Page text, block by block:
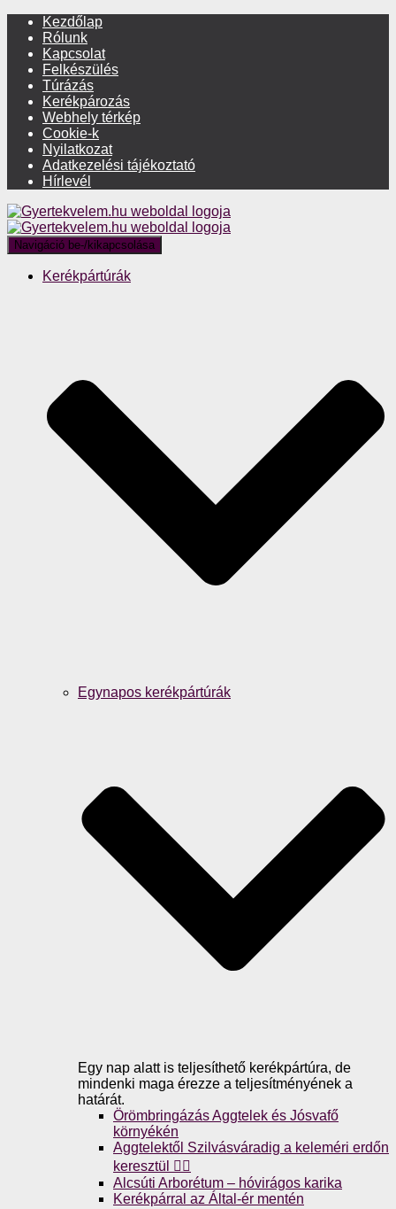
Kezdőlap
Rólunk
Kapcsolat
Felkészülés
Túrázás
Kerékpározás
Webhely térkép
Cookie-k
Nyilatkozat
Adatkezelési tájékoztató
Hírlevél
Navigáció be-/kikapcsolása
Kerékpártúrák
Egynapos kerékpártúrák
Egy nap alatt is teljesíthető kerékpártúra, de
mindenki maga érezze a teljesítményének a
határát.
Örömbringázás Aggtelek és Jósvafő
környékén
Aggtelektől Szilvásváradig a keleméri erdőn
keresztül 🚴‍♀️
Alcsúti Arborétum – hóvirágos karika
Kerékpárral az Által-ér mentén